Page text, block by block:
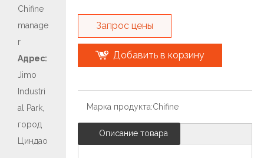
Chifine
manage
r
Адрес:
Jimo
Industri
al Park,
город
Циндао
Запрос цены
Добавить в корзину
Марка продукта:Chifine
Описание товара